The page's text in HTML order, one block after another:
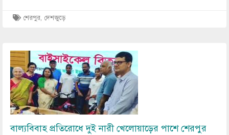
শেরপুর, দেশজুড়ে
Image
বাল্যবিবাহ প্রতিরোধে দুই নারী খেলোয়াড়ের পাশে শেরপুর